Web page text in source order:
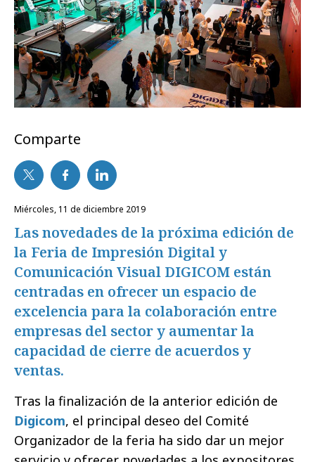
Comparte
miércoles, 11 de diciembre 2019
Las novedades de la próxima edición de
la Feria de Impresión Digital y
Comunicación Visual DIGICOM están
centradas en ofrecer un espacio de
excelencia para la colaboración entre
empresas del sector y aumentar la
capacidad de cierre de acuerdos y
ventas.
Tras la finalización de la anterior edición de
Digicom, el principal deseo del Comité
Organizador de la feria ha sido dar un mejor